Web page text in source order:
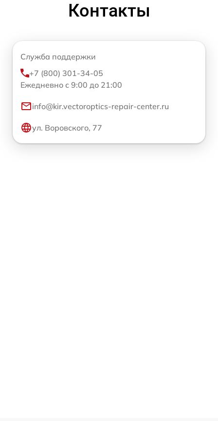
Контакты
Служба поддержки
+7 (800) 301-34-05
Ежедневно с 9:00 до 21:00
info@kir.vectoroptics-repair-center.ru
ул. Воровского, 77